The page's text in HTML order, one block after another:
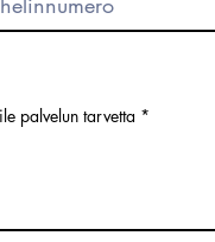
palvelun tarvetta